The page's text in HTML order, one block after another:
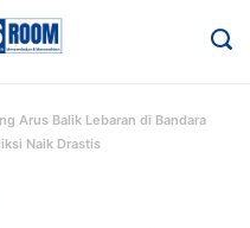
Arus Balik Lebaran di Bandara
Naik Drastis